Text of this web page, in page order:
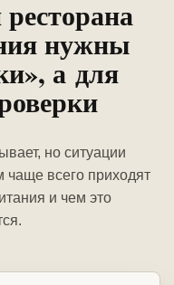
нужны
а для
но ситуации
чаще всего приходят
и чем это